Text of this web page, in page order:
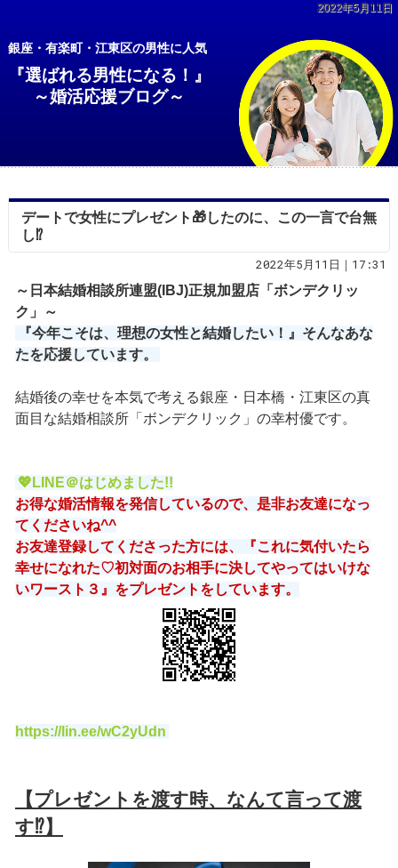
2022年5月11日
銀座・有楽町・江東区の男性に人気
『選ばれる男性になる！』
～婚活応援ブログ～
デートで女性にプレゼント🎁したのに、この一言で台無
し⁉
2022年5月11日｜17:31
～日本結婚相談所連盟(IBJ)正規加盟店「ボンデクリッ
ク」～
『今年こそは、理想の女性と結婚したい！』そんなあな
たを応援しています。
結婚後の幸せを本気で考える銀座・日本橋・江東区の真
面目な結婚相談所「ボンデクリック」の幸村優です。
💖LINE＠はじめました!!
お得な婚活情報を発信しているので、是非お友達になっ
てくださいね^^
お友達登録してくださった方には、『これに気付いたら
幸せになれた♡初対面のお相手に決してやってはいけな
いワースト３』をプレゼントをしています。
https://lin.ee/wC2yUdn
【プレゼントを渡す時、なんて言って渡
す⁉】